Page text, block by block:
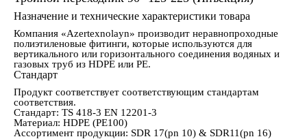
Назначение и технические характеристики товара
Компания «Azertexnolayn» производит неравнопроходные
полиэтиленовые фитинги, которые используются для
вертикального или горизонтального соединения водяных и
газовых труб из HDPE или PE.
Стандарт
Продукт соответствует соответствующим стандартам
соответствия.
Стандарт: TS 418-3 EN 12201-3
Материал: HDPE (PE100)
Ассортимент продукции: SDR 17(pn 10) & SDR11(pn 16)